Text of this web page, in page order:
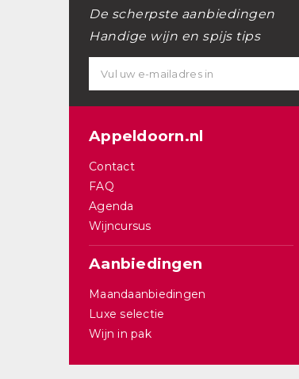
De scherpste aanbiedingen
Handige wijn en spijs tips
Appeldoorn.nl
Contact
FAQ
Agenda
Wijncursus
Aanbiedingen
Maandaanbiedingen
Luxe selectie
Wijn in pak